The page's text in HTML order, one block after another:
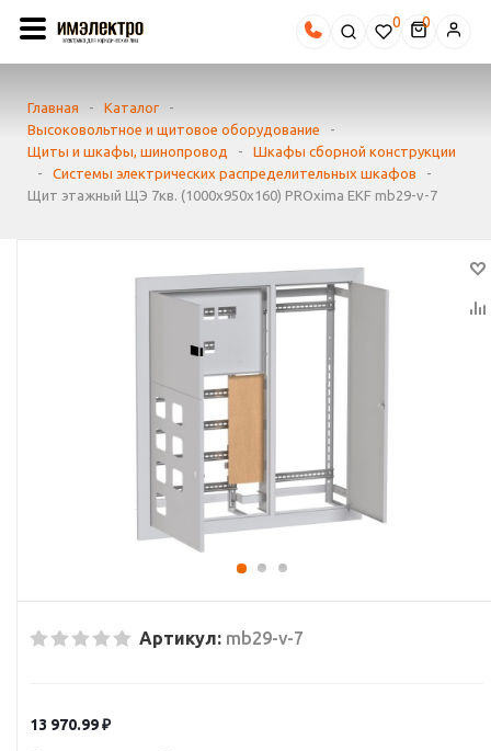
0
Главная - Каталог
-
Высоковольтное и щитовое оборудование
-
Щиты и шкафы, шинопровод
-
Шкафы сборной конструкции
-
Системы электрических распределительных шкафов
-
Щит этажный ЩЭ 7кв. (1000х950х160) PROxima EKF mb29-v-7
Артикул: mb29-v-7
13 970.99₽